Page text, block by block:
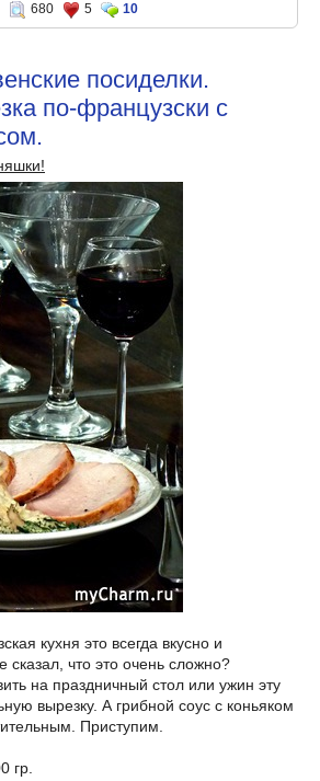
680 5 10
посиделки.
по-французски с
кухня это всегда вкусно и
сказал, что это очень сложно?
на праздничный стол или ужин эту
вырезку. А грибной соус с коньяком
Приступим.
гр.